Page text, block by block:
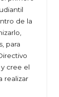
de la
para
cree el
realizar